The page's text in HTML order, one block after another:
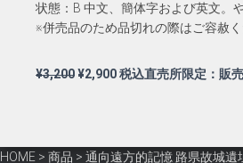
状態：B 中文、簡体字および英文。
※併売品のため品切れの際はご容赦く
¥3,200元
は
¥2,900現
格
税込直売所限定：販
HOME > 商品 > 通向遠方的記憶 路県故城遺